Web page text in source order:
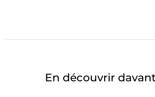
En découvrir